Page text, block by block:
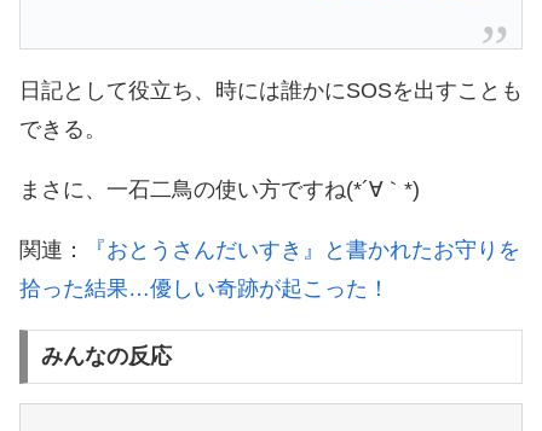
日記として役立ち、時には誰かにSOSを出すことも
できる。
まさに、一石二鳥の使い方ですね(*´∀｀*)
関連：
『おとうさんだいすき』と書かれたお守りを
拾った結果…優しい奇跡が起こった！
みんなの反応